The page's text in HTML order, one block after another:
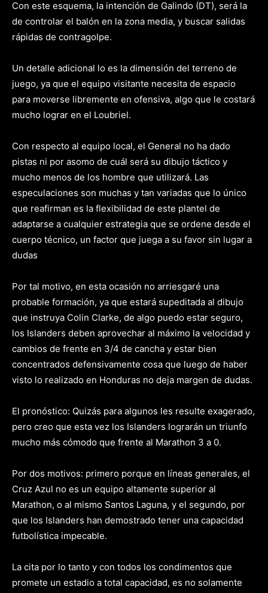
Con este esquema, la intención de Galindo (DT), será la
de controlar el balón en la zona media, y buscar salidas
rápidas de contragolpe.
Un detalle adicional lo es la dimensión del terreno de
juego, ya que el equipo visitante necesita de espacio
para moverse libremente en ofensiva, algo que le costará
mucho lograr en el Loubriel.
Con respecto al equipo local, el General no ha dado
pistas ni por asomo de cuál será su dibujo táctico y
mucho menos de los hombre que utilizará. Las
especulaciones son muchas y tan variadas que lo único
que reafirman es la flexibilidad de este plantel de
adaptarse a cualquier estrategia que se ordene desde el
cuerpo técnico, un factor que juega a su favor sin lugar a
dudas
Por tal motivo, en esta ocasión no arriesgaré una
probable formación, ya que estará supeditada al dibujo
que instruya Colin Clarke, de algo puedo estar seguro,
los Islanders deben aprovechar al máximo la velocidad y
cambios de frente en 3/4 de cancha y estar bien
concentrados defensivamente cosa que luego de haber
visto lo realizado en Honduras no deja margen de dudas.
El pronóstico: Quizás para algunos les resulte exagerado,
pero creo que esta vez los Islanders lograrán un triunfo
mucho más cómodo que frente al Marathon 3 a 0.
Por dos motivos: primero porque en líneas generales, el
Cruz Azul no es un equipo altamente superior al
Marathon, o al mismo Santos Laguna, y el segundo, por
que los Islanders han demostrado tener una capacidad
futbolística impecable.
La cita por lo tanto y con todos los condimentos que
promete un estadio a total capacidad, es no solamente